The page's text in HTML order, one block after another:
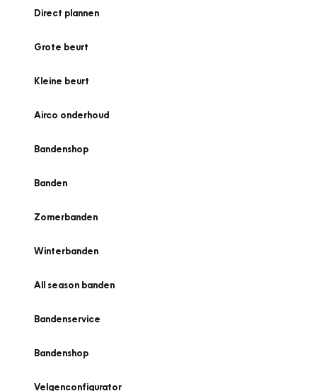
Direct plannen
Grote beurt
Kleine beurt
Airco onderhoud
Bandenshop
Banden
Zomerbanden
Winterbanden
All season banden
Bandenservice
Bandenshop
Velgenconfigurator